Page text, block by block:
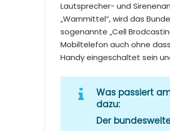
Lautsprecher- und
„Warnmittel“, wird das
sogenannte „Cell
Mobiltelefon auch ohne
Handy eingeschaltet sein
Was passiert
dazu:
Der